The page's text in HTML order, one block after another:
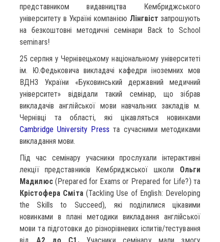
представником видавництва Кембриджського
університету в Україні компанією Лінгвіст запрошують
на безкоштовні методичні семінари Back to School
seminars!
25 серпня у Чернівецькому національному університеті
ім. Ю.Федьковича викладачі кафедри іноземних мов
ВДНЗ України «Буковинський державний медичний
університет» відвідали такий семінар, що зібрав
викладачів англійської мови навчальних закладів м.
Чернівці та області, які цікавляться новинками
Cambridge University Press та сучасними методиками
викладання мови.
Під час семінару учасники прослухали інтерактивні
лекції представників Кембриджської школи Ольги
Мадилюс(Prepared for Exams or Prepared for Life?) та
Крістофера Сміта(Tackling Use of English: Developing
the Skills to Succeed), які поділилися цікавими
новинками в плані методики викладання англійської
мови та підготовки до різнорівневих іспитів/тестування